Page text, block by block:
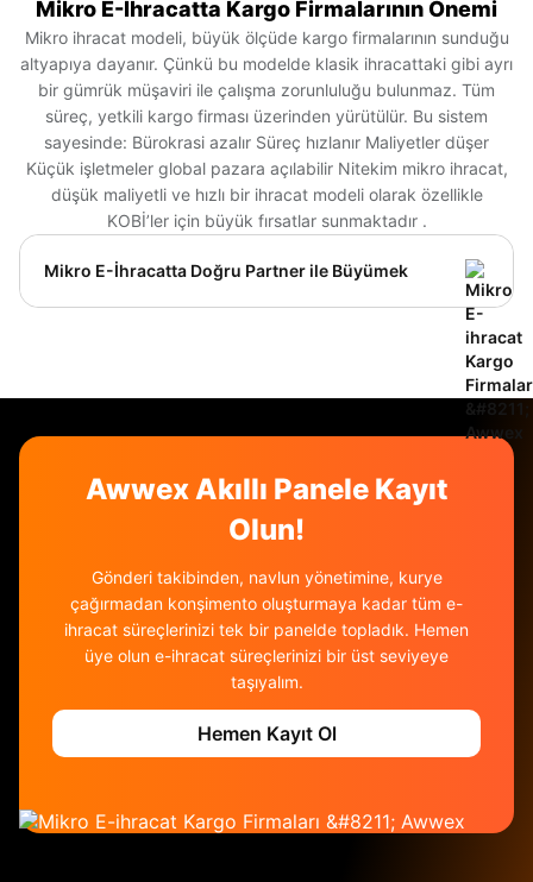
Mikro E-İhracatta Kargo Firmalarının Önemi
Mikro ihracat modeli, büyük ölçüde kargo firmalarının sunduğu
altyapıya dayanır. Çünkü bu modelde klasik ihracattaki gibi ayrı
bir gümrük müşaviri ile çalışma zorunluluğu bulunmaz. Tüm
süreç, yetkili kargo firması üzerinden yürütülür. Bu sistem
sayesinde: Bürokrasi azalır Süreç hızlanır Maliyetler düşer
Küçük işletmeler global pazara açılabilir Nitekim mikro ihracat,
düşük maliyetli ve hızlı bir ihracat modeli olarak özellikle
KOBİ’ler için büyük fırsatlar sunmaktadır .
Mikro E-İhracatta Doğru Partner ile Büyümek
çalışmak, operasyonun başarısını doğrudan etkiler.
fiyat odaklı değil; hız, entegrasyon, gümrük
birlikte değerlendirilmelidir. Doğru seçim
yapıldığında mikro ihracat, işletmeler için
sürdürülebilir bir büyüme kanalına dönüşür.
Awwex Akıllı Panele Kayıt
Olun!
Gönderi takibinden, navlun yönetimine, kurye
çağırmadan konşimento oluşturmaya kadar tüm e-
ihracat süreçlerinizi tek bir panelde topladık. Hemen
üye olun e-ihracat süreçlerinizi bir üst seviyeye
taşıyalım.
Hemen Kayıt Ol